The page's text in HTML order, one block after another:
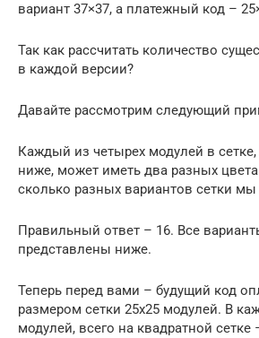
вариант 37×37, а платежный код –
Так как рассчитать количество
в каждой версии?
Давайте рассмотрим следующий
Каждый из четырех модулей в
ниже, может иметь два разных
сколько разных вариантов сетки
Правильный ответ – 16. Все
представлены ниже.
Теперь перед вами – будущий код
размером сетки 25х25 модулей. В
модулей, всего на квадратной сетке